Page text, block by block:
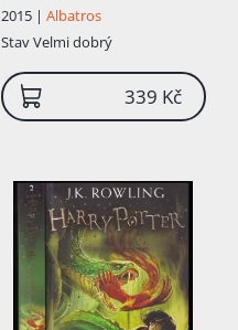
2015 | Albatros
StavVelmi dobrý
339 Kč